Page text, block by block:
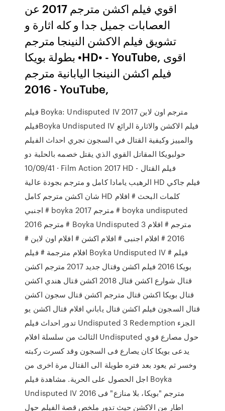
اقوي فيلم اكشن مترجم 2017 عن
العصابات جميل جدا و كله اثارة و
تشويق فيلم الاكشن النينجا مترجم
بطولة بويكا •HD• - YouTube, اقوى
فيلم اكشن النينجا اليابانية مترجم
2016 - YouTube,
فيلم Boyka: Undisputed IV 2017 مترجم اون لاين
فيلمBoyka Undisputed IV فيلم الاكشن والاثارة الرائع
والمييز وكيفية القتال في السجون تجري احداث الفيلم
حولبويكا المقاتل القوي الذي يقتل خصمه بالحلبة دو
10/09/41 · Film Action 2017 HD - فيلم القتال
الرهيب يامادا كامل و مترجم بجودة عالية HD فيلم جاكي
شان اكشن مترجم كامل HD كلمات البحث # افلام
اجنبي # boyka 2017 مترجم # boyka undisputed
2016 مترجم # Boyka Undisputed 3 مترجم # افلام
2016 # افلام اجنبى # افلام اكشن # افلام اون لاين #
افلام مترجمة # فيلم Boyka Undisputed IV # فيلم
بويكا 2016 فيلم اكشن وقتال جديد 2017 مترجم اكشن
قتال شوارع اكشن قتال 2018 اكشن قتال هندي اكشن
قتال بويكا اكشن قتال مترجم اكشن قتال سجون اكشن
قتال السجون فيلم اكشن قتال ياباني افلام قتال اكشن يو
تدور احداث فيلم Undisputed 3 Redemption الجزء
الثالث من سلسلة افلام Undisputed حول مصارع قوي
يدعى بويكا كان يصارع فى السجون وقد كسرت ركبته
وخسر ثم يعود بعد فتره طويلة الى القتال مرة اخرى من
اجل الحصول على الحرية. مشاهدة فيلم Boyka
Undisputed IV 2016 مترجم "بويكا، بلا منازع" فى
اطار من الاكشن حيث تدور ملخص قصة الفيلم حول